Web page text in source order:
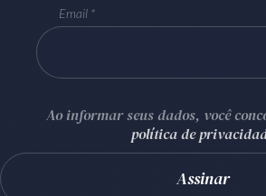
Email
Ao informar seus dados, você
política de